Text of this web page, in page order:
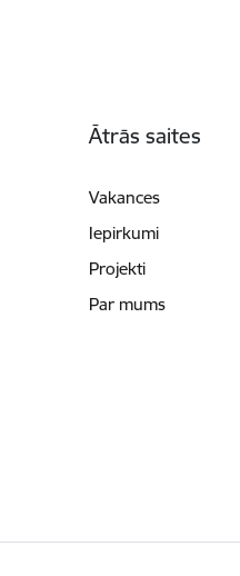
Ātrās saites
Vakances
Iepirkumi
Projekti
Par mums